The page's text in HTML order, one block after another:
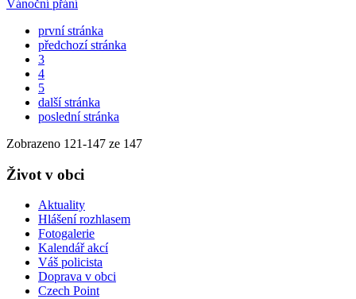
Vánoční přání
první stránka
předchozí stránka
3
4
5
další stránka
poslední stránka
Zobrazeno 121-147 ze 147
Život v obci
Aktuality
Hlášení rozhlasem
Fotogalerie
Kalendář akcí
Váš policista
Doprava v obci
Czech Point